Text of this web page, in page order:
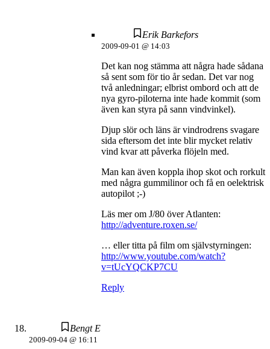
Erik Barkefors
2009-09-01 @ 14:03
Det kan nog stämma att några hade sådana
så sent som för tio år sedan. Det var nog
två anledningar; elbrist ombord och att de
nya gyro-piloterna inte hade kommit (som
även kan styra på sann vindvinkel).
Djup slör och läns är vindrodrens svagare
sida eftersom det inte blir mycket relativ
vind kvar att påverka flöjeln med.
Man kan även koppla ihop skot och rorkult
med några gummilinor och få en oelektrisk
autopilot ;-)
Läs mer om J/80 över Atlanten:
http://adventure.roxen.se/
… eller titta på film om självstyrningen:
http://www.youtube.com/watch?
v=tUcYQCKP7CU
Reply
Bengt E
2009-09-04 @ 16:11